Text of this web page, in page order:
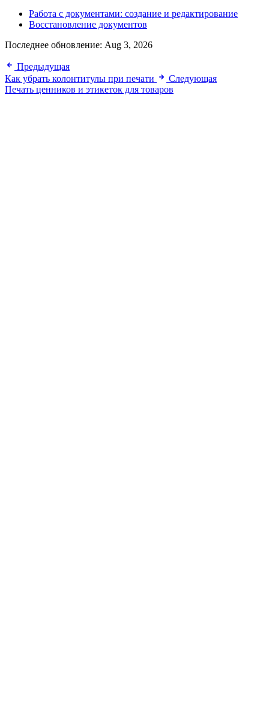
Работа с документами: создание и редактирование
Восстановление документов
Последнее обновление: Aug 3, 2026
Предыдущая
Как убрать колонтитулы при печати
Следующая
Печать ценников и этикеток для товаров